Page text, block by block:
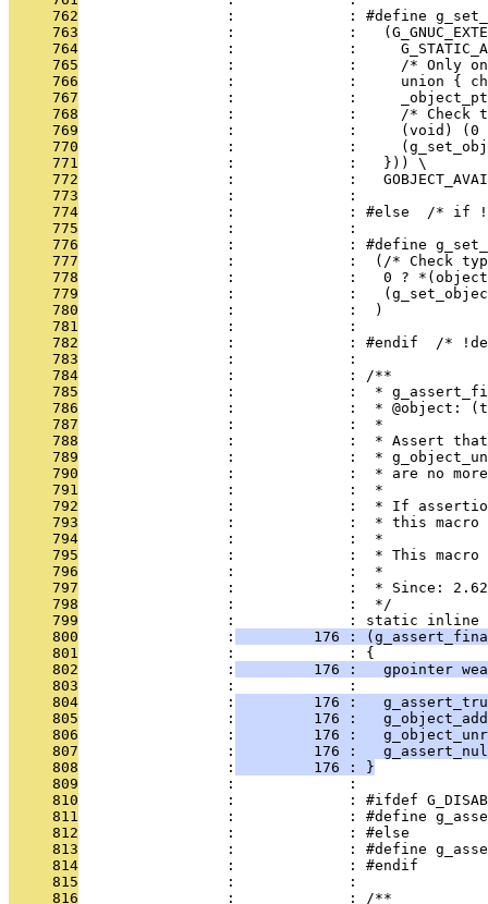
     762
:             : #define
     763
:             :
     764
:             :
     765
:             :     /* Only
     766
:             :     union {
     767
:             :
     768
:             :     /* Check
     769
:             :     (void)
     770
:             :
     771
                 :             :   })) \
     772
:             :
     773
                 :             :
     774
:             : #else  /* if
     775
                 :             :
     776
:             : #define
     777
:             :  (/* Check
     778
:             :   0 ?
     779
:             :
     780
                 :             :  )
     781
                 :             :
     782
:             : #endif  /*
     783
                 :             :
     784
                 :             : /**
     785
:             :  *
     786
:             :  * @object:
     787
                 :             :  *
     788
:             :  * Assert
     789
:             :  *
     790
:             :  * are no
     791
                 :             :  *
     792
:             :  * If
     793
:             :  * this
     794
                 :             :  *
     795
:             :  * This
     796
                 :             :  *
     797
                 :             :  * Since: 2.62
     798
                 :             :  */
     799
:             : static inline
     800
                 :
176 :
     801
                 :             : {
     802
                 :
176 :   gpointer
     803
                 :             :
     804
                 :
176 :
     805
                 :
176 :
     806
                 :
176 :
     807
                 :
176 :
     808
                 :
         176 : }
     809
                 :             :
     810
:             : #ifdef
     811
:             : #define
     812
                 :             : #else
     813
:             : #define
     814
                 :             : #endif
     815
                 :             :
     816
                 :             : /**